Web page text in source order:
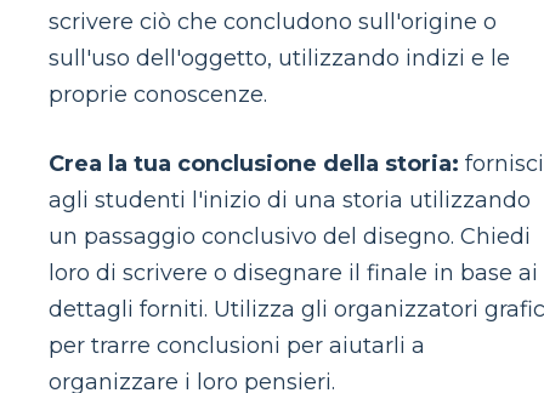
scrivere ciò che concludono sull'origine o
sull'uso dell'oggetto, utilizzando indizi e le
proprie conoscenze.
Crea la tua conclusione della storia: fornisci
agli studenti l'inizio di una storia utilizzando
un passaggio conclusivo del disegno. Chiedi
loro di scrivere o disegnare il finale in base ai
dettagli forniti. Utilizza gli organizzatori
per trarre conclusioni per aiutarli a
organizzare i loro pensieri.